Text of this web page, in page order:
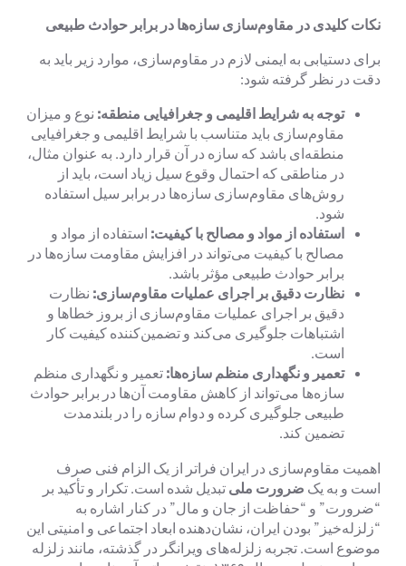
نکات کلیدی در مقاوم‌سازی سازه‌ها در برابر حوادث طبیعی
برای دستیابی به ایمنی لازم در مقاوم‌سازی، موارد زیر باید به
دقت در نظر گرفته شود:
توجه به شرایط اقلیمی و جغرافیایی منطقه: نوع و میزان
مقاوم‌سازی باید متناسب با شرایط اقلیمی و جغرافیایی
منطقه‌ای باشد که سازه در آن قرار دارد. به عنوان مثال،
در مناطقی که احتمال وقوع سیل زیاد است، باید از
روش‌های مقاوم‌سازی سازه‌ها در برابر سیل استفاده
شود.
استفاده از مواد و مصالح با کیفیت: استفاده از مواد و
مصالح با کیفیت می‌تواند در افزایش مقاومت سازه‌ها در
برابر حوادث طبیعی مؤثر باشد.
نظارت دقیق بر اجرای عملیات مقاوم‌سازی: نظارت
دقیق بر اجرای عملیات مقاوم‌سازی از بروز خطاها و
اشتباهات جلوگیری می‌کند و تضمین‌کننده کیفیت کار
است.
تعمیر و نگهداری منظم سازه‌ها: تعمیر و نگهداری منظم
سازه‌ها می‌تواند از کاهش مقاومت آن‌ها در برابر حوادث
طبیعی جلوگیری کرده و دوام سازه را در بلندمدت
تضمین کند.
اهمیت مقاوم‌سازی در ایران فراتر از یک الزام فنی صرف
است و به یک ضرورت ملی تبدیل شده است. تکرار و تأکید بر
“ضرورت” و “حفاظت از جان و مال” در کنار اشاره به
“زلزله‌خیز” بودن ایران، نشان‌دهنده ابعاد اجتماعی و امنیتی این
موضوع است. تجربه زلزله‌های ویرانگر در گذشته، مانند زلزله